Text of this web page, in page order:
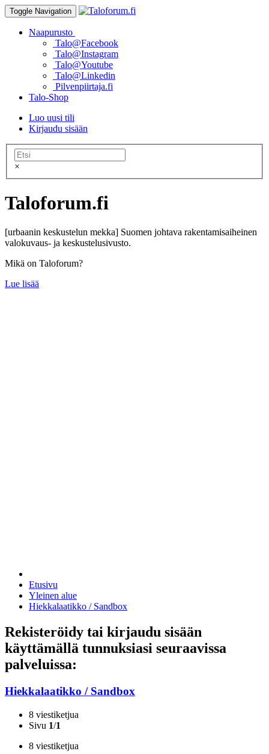
Toggle Navigation
Naapurusto
Talo@Facebook
Talo@Instagram
Talo@Youtube
Talo@Linkedin
Pilvenpiirtaja.fi
Talo-Shop
Luo uusi tili
Kirjaudu sisään
×
Taloforum.fi
[urbaanin keskustelun mekka] Suomen johtava rakentamisaiheinen
valokuvaus- ja keskustelusivusto.
Mikä on Taloforum?
Lue lisää
Etusivu
Yleinen alue
Hiekkalaatikko / Sandbox
Rekisteröidy tai kirjaudu sisään
käyttämällä tunnuksiasi seuraavissa
palveluissa:
Hiekkalaatikko / Sandbox
8 viestiketjua
Sivu 1/1
8 viestiketjua